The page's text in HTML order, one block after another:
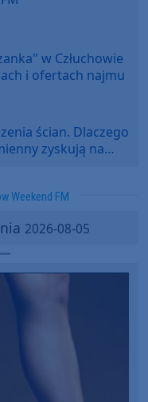
w Człuchowie
i ofertach najmu
ścian. Dlaczego
zyskują na
Weekend FM
2026-08-05